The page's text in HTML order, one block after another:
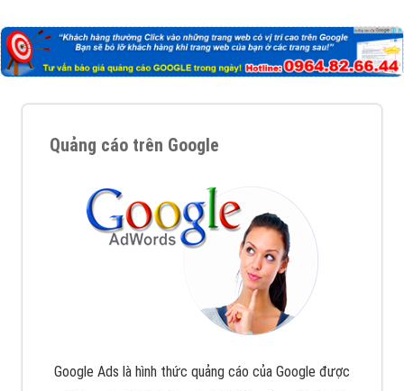
Quảng cáo trên Google
Google Ads là hình thức quảng cáo của Google được